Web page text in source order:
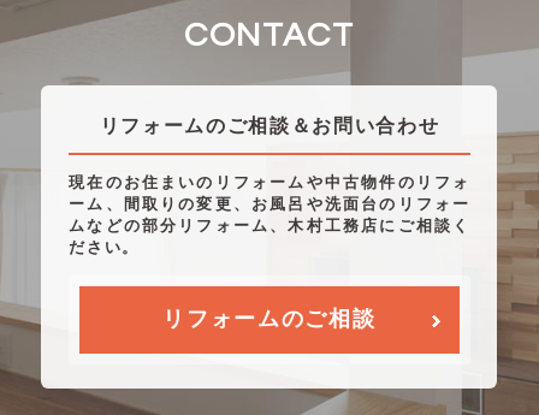
CONTACT
リフォームのご相談＆お問い合わせ
現在のお住まいのリフォームや中古物件のリフォ
ーム、間取りの変更、お風呂や洗面台のリフォー
ムなどの部分リフォーム、木村工務店にご相談く
ださい。
リフォームのご相談